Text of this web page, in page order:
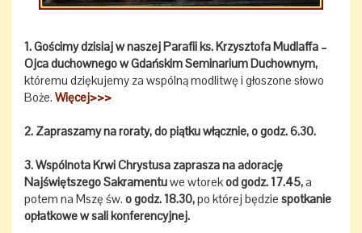
1. Gościmy dzisiaj w naszej Parafii ks. Krzysztofa Mudlaffa –
Ojca duchownego w Gdańskim Seminarium Duchownym,
któremu dziękujemy za wspólną modlitwę i głoszone słowo
Boże. Więcej>>>
2. Zapraszamy na roraty, do piątku włącznie, o godz. 6.30.
3. Wspólnota Krwi Chrystusa zaprasza na adorację
Najświętszego Sakramentuwe wtorekod godz. 17.45,a
potem na Mszę św. o godz. 18.30,po której będzie spotkanie
opłatkowe w sali konferencyjnej.